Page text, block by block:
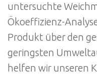
untersuchte
Ökoeffizienz-
Produkt über den
geringsten
helfen wir unseren